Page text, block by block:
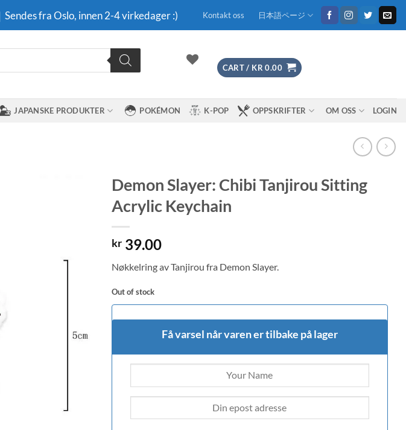
fra Oslo, innen 2-4 virkedager :) Kontakt oss 日本語ページ
CART / KR 0.00
JAPANSKE PRODUKTER POKÉMON K-POP OPPSKRIFTER OM OSS LOGIN
Demon Slayer: Chibi Tanjirou Sitting
Acrylic Keychain
kr39.00
Nøkkelring av Tanjirou fra Demon Slayer.
Out of stock
Få varsel når varen er tilbake på lager